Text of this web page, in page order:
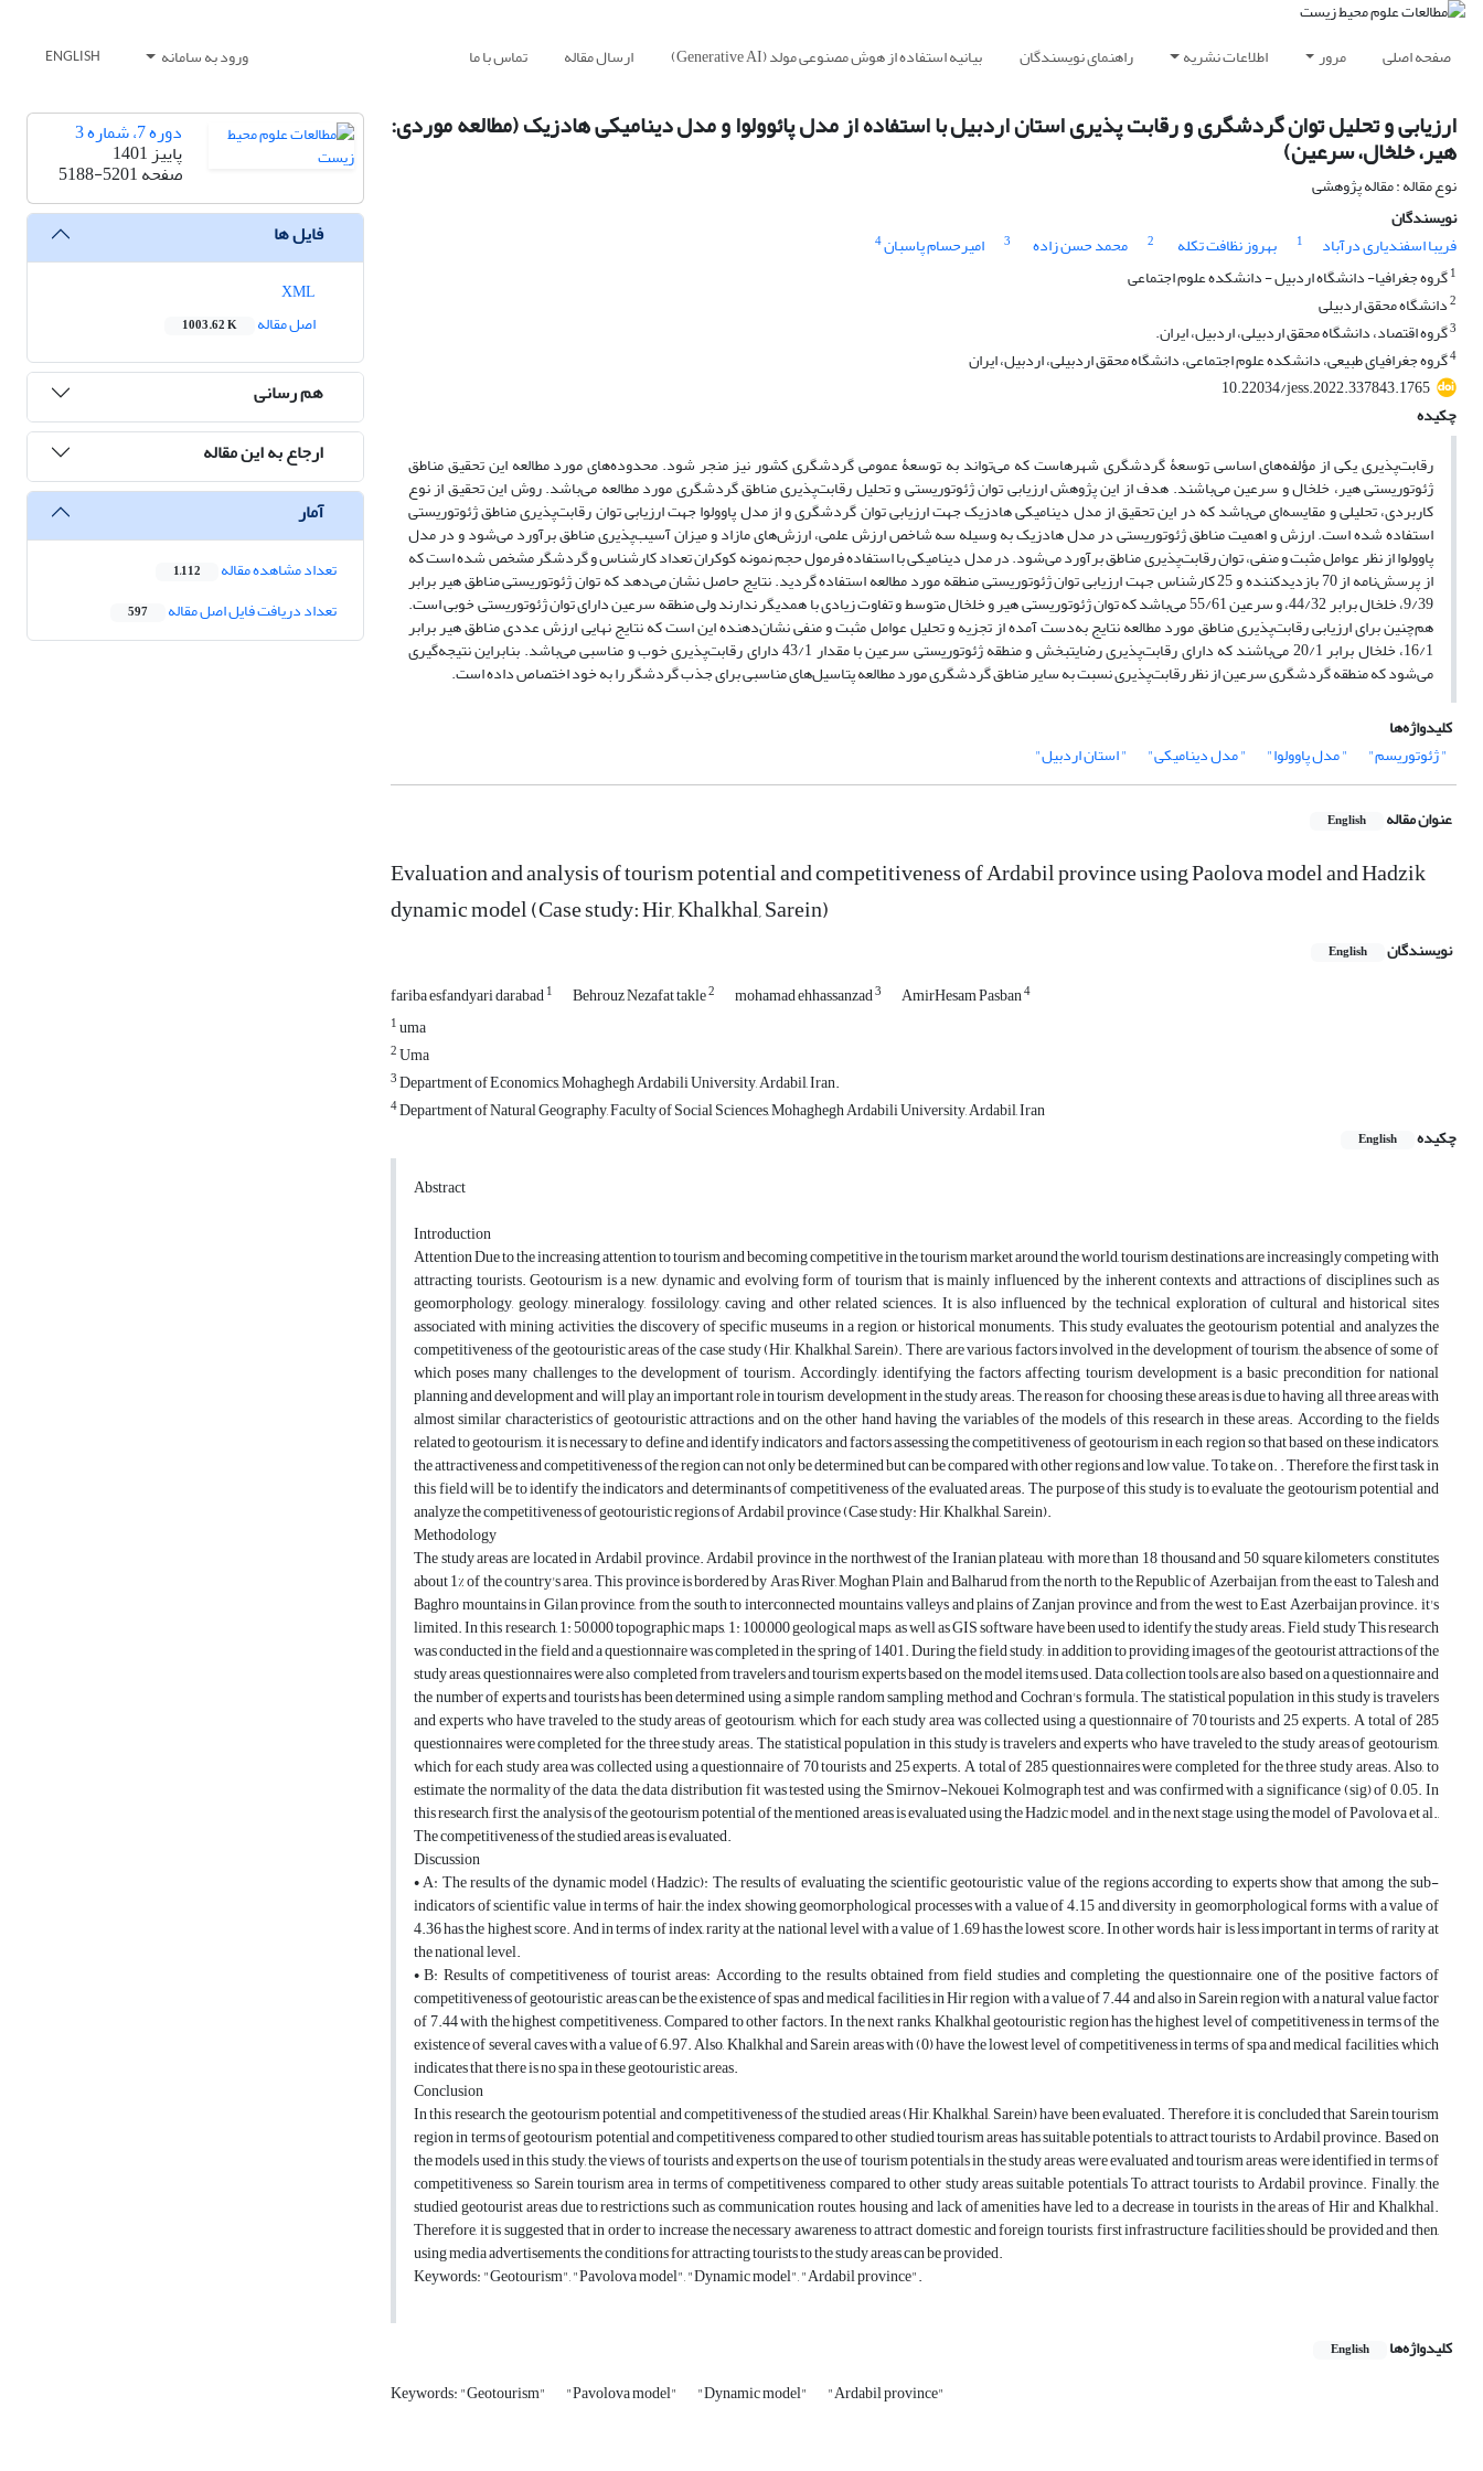
صفحه اصلی مرور اطلاعات نشریه راهنمای نویسندگان بیانیه استفاده از هوش مصنوعی مولد (Generative AI) ارسال مقاله تماس با ما ورود به سامانه ENGLISH
ارزیابی و تحلیل توان گردشگری و رقابت پذیری استان اردبیل با استفاده از مدل پائوولوا و مدل دینامیکی هادزیک (مطالعه موردی:
هیر، خلخال، سرعین)
نوع مقاله : مقاله پژوهشی
نویسندگان
فریبا اسفندیاری درآباد
1 بهروز نظافت تکله 2 محمد حسن زاده 3 امیرحسام پاسبان4
1گروه جغرافیا- دانشگاه اردبیل - دانشکده علوم اجتماعی
2دانشگاه محقق اردبیلی
3گروه اقتصاد، دانشگاه محقق اردبیلی، اردبیل، ایران.
4گروه جغرافیای طبیعی، دانشکده علوم اجتماعی، دانشگاه محقق اردبیلی، اردبیل، ایران
10.22034/jess.2022.337843.1765
چکیده
رقابت‌پذیری یکی از مؤلفه‌های اساسی توسعۀ گردشگری شهرهاست که می‌تواند به توسعۀ عمومی گردشگری کشور نیز منجر شود. محدوده‌های مورد مطالعه این تحقیق مناطق
ژئوتوریستی هیر، خلخال و سرعین می‌باشند. هدف از این پژوهش ارزیابی توان ژئوتوریستی و تحلیل رقابت‌پذیری مناطق گردشگری مورد مطالعه می‌باشد. روش این تحقیق از نوع
کاربردی، تحلیلی و مقایسه‌ای می‌باشد که در این تحقیق از مدل دینامیکی هادزیک جهت ارزیابی توان گردشگری و از مدل پاوولوا جهت ارزیابی توان رقابت‌پذیری مناطق ژئوتوریستی
استفاده شده است. ارزش و اهمیت مناطق ژئوتوریستی در مدل هادزیک به وسیله سه شاخص ارزش علمی، ارزش‌های مازاد و میزان آسیب‌پذیری مناطق برآورد می‌شود و در مدل
پاوولوا از نظر عوامل مثبت و منفی، توان رقابت‌پذیری مناطق برآورد می‌شود. در مدل دینامیکی با استفاده فرمول حجم نمونه کوکران تعداد کارشناس و گردشگر مشخص شده است که
از پرسش‌نامه از 70 بازدیدکننده و 25 کارشناس جهت ارزیابی توان ژئوتوریستی منطقه مورد مطالعه استفاده گردید. نتایج حاصل نشان می‌دهد که توان ژئوتوریستی مناطق هیر برابر
9/39، خلخال برابر 44/32، و سرعین 55/61 می‌‍‌‌‌باشد که توان ژئوتوریستی هیر و خلخال متوسط و تفاوت زیادی با همدیگر ندارند ولی منطقه سرعین دارای توان ژئوتوریستی خوبی است.
هم‌چنین برای ارزیابی رقابت‌پذیری مناطق مورد مطالعه نتایج به‌دست آمده از تجزیه و تحلیل عوامل مثبت و منفی نشان‌دهنده این است که نتایج نهایی ارزش عددی مناطق هیر برابر
16/1، خلخال برابر 20/1 می‌باشند که دارای رقابت‌پذیری رضایت‎بخش و منطقه ژئوتوریستی سرعین با مقدار 43/1 دارای رقابت‌پذیری خوب و مناسبی می‌باشد. بنابراین نتیجه‌گیری
می‌شود که منطقه گردشگری سرعین از نظر رقابت‌پذیری نسبت به سایر مناطق گردشگری مورد مطالعه پتاسیل‌های مناسبی برای جذب گردشگر را به خود اختصاص داده است.
کلیدواژه‌ها
" ژئوتوریسم"
" مدل پاوولوا" " مدل دینامیکی" " استان اردبیل"
عنوان مقاله English
Evaluation and analysis of tourism potential and competitiveness of Ardabil province using Paolova model and Hadzik
dynamic model (Case study: Hir, Khalkhal, Sarein)
نویسندگان English
fariba esfandyari darabad1 Behrouz Nezafat takle2 mohamad ehhassanzad3 AmirHesam Pasban4
1uma
2Uma
3Department of Economics, Mohaghegh Ardabili University, Ardabil, Iran.
4Department of Natural Geography, Faculty of Social Sciences, Mohaghegh Ardabili University, Ardabil, Iran
چکیده
English
Abstract
Introduction
Attention Due to the increasing attention to tourism and becoming competitive in the tourism market around the world, tourism destinations are increasingly competing with
attracting tourists. Geotourism is a new, dynamic and evolving form of tourism that is mainly influenced by the inherent contexts and attractions of disciplines such as
geomorphology, geology, mineralogy, fossilology, caving and other related sciences. It is also influenced by the technical exploration of cultural and historical sites
associated with mining activities, the discovery of specific museums in a region, or historical monuments. This study evaluates the geotourism potential and analyzes the
competitiveness of the geotouristic areas of the case study (Hir, Khalkhal, Sarein). There are various factors involved in the development of tourism, the absence of some of
which poses many challenges to the development of tourism. Accordingly, identifying the factors affecting tourism development is a basic precondition for national
planning and development and will play an important role in tourism development in the study areas. The reason for choosing these areas is due to having all three areas with
almost similar characteristics of geotouristic attractions and on the other hand having the variables of the models of this research in these areas. According to the fields
related to geotourism, it is necessary to define and identify indicators and factors assessing the competitiveness of geotourism in each region so that based on these indicators,
the attractiveness and competitiveness of the region can not only be determined but can be compared with other regions and low value. To take on. . Therefore, the first task in
this field will be to identify the indicators and determinants of competitiveness of the evaluated areas. The purpose of this study is to evaluate the geotourism potential and
analyze the competitiveness of geotouristic regions of Ardabil province (Case study: Hir, Khalkhal, Sarein).
Methodology
The study areas are located in Ardabil province. Ardabil province in the northwest of the Iranian plateau, with more than 18 thousand and 50 square kilometers, constitutes
about 1% of the country's area. This province is bordered by Aras River, Moghan Plain and Balharud from the north to the Republic of Azerbaijan, from the east to Talesh and
Baghro mountains in Gilan province, from the south to interconnected mountains, valleys and plains of Zanjan province and from the west to East Azerbaijan province. it's
limited. In this research, 1: 50,000 topographic maps, 1: 100,000 geological maps, as well as GIS software have been used to identify the study areas. Field study This research
was conducted in the field and a questionnaire was completed in the spring of 1401. During the field study, in addition to providing images of the geotourist attractions of the
study areas, questionnaires were also completed from travelers and tourism experts based on the model items used. Data collection tools are also based on a questionnaire and
the number of experts and tourists has been determined using a simple random sampling method and Cochran's formula. The statistical population in this study is travelers
and experts who have traveled to the study areas of geotourism, which for each study area was collected using a questionnaire of 70 tourists and 25 experts. A total of 285
questionnaires were completed for the three study areas. The statistical population in this study is travelers and experts who have traveled to the study areas of geotourism,
which for each study area was collected using a questionnaire of 70 tourists and 25 experts. A total of 285 questionnaires were completed for the three study areas. Also, to
estimate the normality of the data, the data distribution fit was tested using the Smirnov-Nekouei Kolmograph test and was confirmed with a significance (sig) of 0.05. In
this research, first, the analysis of the geotourism potential of the mentioned areas is evaluated using the Hadzic model, and in the next stage, using the model of Pavolova et al.,
The competitiveness of the studied areas is evaluated.
Discussion
• A: The results of the dynamic model (Hadzic): The results of evaluating the scientific geotouristic value of the regions according to experts show that among the sub-
indicators of scientific value in terms of hair, the index showing geomorphological processes with a value of 4.15 and diversity in geomorphological forms with a value of
4.36 has the highest score. And in terms of index, rarity at the national level with a value of 1.69 has the lowest score. In other words, hair is less important in terms of rarity at
the national level.
• B: Results of competitiveness of tourist areas: According to the results obtained from field studies and completing the questionnaire, one of the positive factors of
competitiveness of geotouristic areas can be the existence of spas and medical facilities in Hir region with a value of 7.44 and also in Sarein region with a natural value factor
of 7.44 with the highest competitiveness. Compared to other factors. In the next ranks, Khalkhal geotouristic region has the highest level of competitiveness in terms of the
existence of several caves with a value of 6.97. Also, Khalkhal and Sarein areas with (0) have the lowest level of competitiveness in terms of spa and medical facilities, which
indicates that there is no spa in these geotouristic areas.
Conclusion
In this research, the geotourism potential and competitiveness of the studied areas (Hir, Khalkhal, Sarein) have been evaluated. Therefore, it is concluded that Sarein tourism
region in terms of geotourism potential and competitiveness compared to other studied tourism areas has suitable potentials to attract tourists to Ardabil province. Based on
the models used in this study, the views of tourists and experts on the use of tourism potentials in the study areas were evaluated and tourism areas were identified in terms of
competitiveness, so Sarein tourism area in terms of competitiveness compared to other study areas suitable potentials To attract tourists to Ardabil province. Finally, the
studied geotourist areas due to restrictions such as communication routes, housing and lack of amenities have led to a decrease in tourists in the areas of Hir and Khalkhal.
Therefore, it is suggested that in order to increase the necessary awareness to attract domestic and foreign tourists, first infrastructure facilities should be provided and then,
using media advertisements, the conditions for attracting tourists to the study areas can be provided.
Keywords: "Geotourism", "Pavolova model", "Dynamic model", "Ardabil province".
کلیدواژه‌ها English
Keywords: "Geotourism" "Pavolova model" "Dynamic model" "Ardabil province"
دوره 7، شماره 3
پاییز 1401
صفحه5188-5201
فایل ها
اصل مقاله
1003.62 K
هم رسانی
ارجاع به این مقاله
آمار
تعداد مشاهده مقاله 1,112
تعداد دریافت فایل اصل مقاله 597